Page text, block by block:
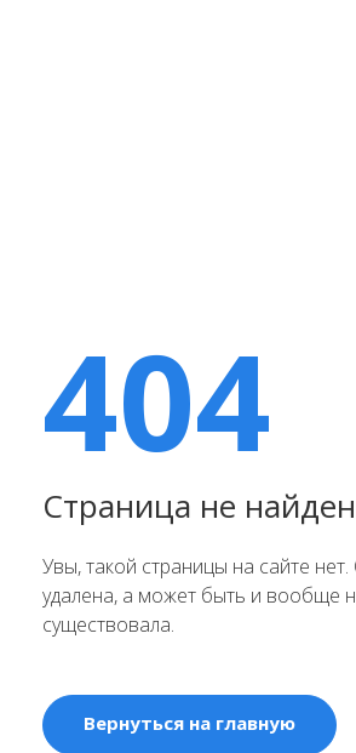
404
Страница не
Увы, такой страницы на сайте
удалена, а может быть и вообще
существовала.
Вернуться на главную